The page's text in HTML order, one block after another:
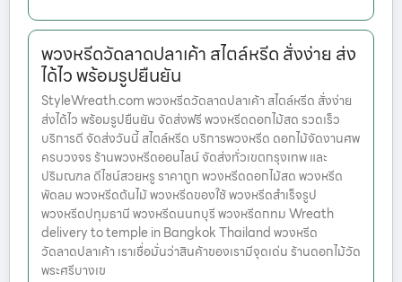
พวงหรีดวัดลาดปลาเค้า สไตล์หรีด สั่งง่าย ส่ง
ได้ไว พร้อมรูปยืนยัน
StyleWreath.com พวงหรีดวัดลาดปลาเค้า สไตล์หรีด สั่งง่าย
ส่งได้ไว พร้อมรูปยืนยัน จัดส่งฟรี พวงหรีดดอกไม้สด รวดเร็ว
บริการดี จัดส่งวันนี้ สไตล์หรีด บริการพวงหรีด ดอกไม้จัดงานศพ
ครบวงจร ร้านพวงหรีดออนไลน์ จัดส่งทั่วเขตกรุงเทพ และ
ปริมณฑล ดีไซน์สวยหรู ราคาถูก พวงหรีดดอกไม้สด พวงหรีด
พัดลม พวงหรีดต้นไม้ พวงหรีดของใช้ พวงหรีดสำเร็จรูป
พวงหรีดปทุมธานี พวงหรีดนนทบุรี พวงหรีดกทม Wreath
delivery to temple in Bangkok Thailand พวงหรีด
วัดลาดปลาเค้า เราเชื่อมั่นว่าสินค้าของเรามีจุดเด่น ร้านดอกไม้วัด
พระศรีบางเข